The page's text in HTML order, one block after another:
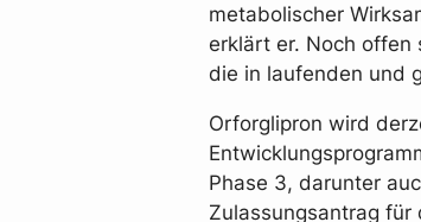
metabolischer
erklärt er. Noch offen
die in laufenden und
Orforglipron wird
Phase 3, darunter
Zulassungsantrag für